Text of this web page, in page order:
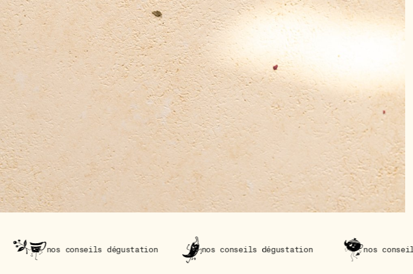
conseils dégustation nos conseils dégustation nos conseils dégustation